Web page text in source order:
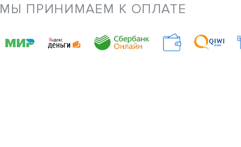
МЫ ПРИНИМАЕМ К ОПЛАТЕ